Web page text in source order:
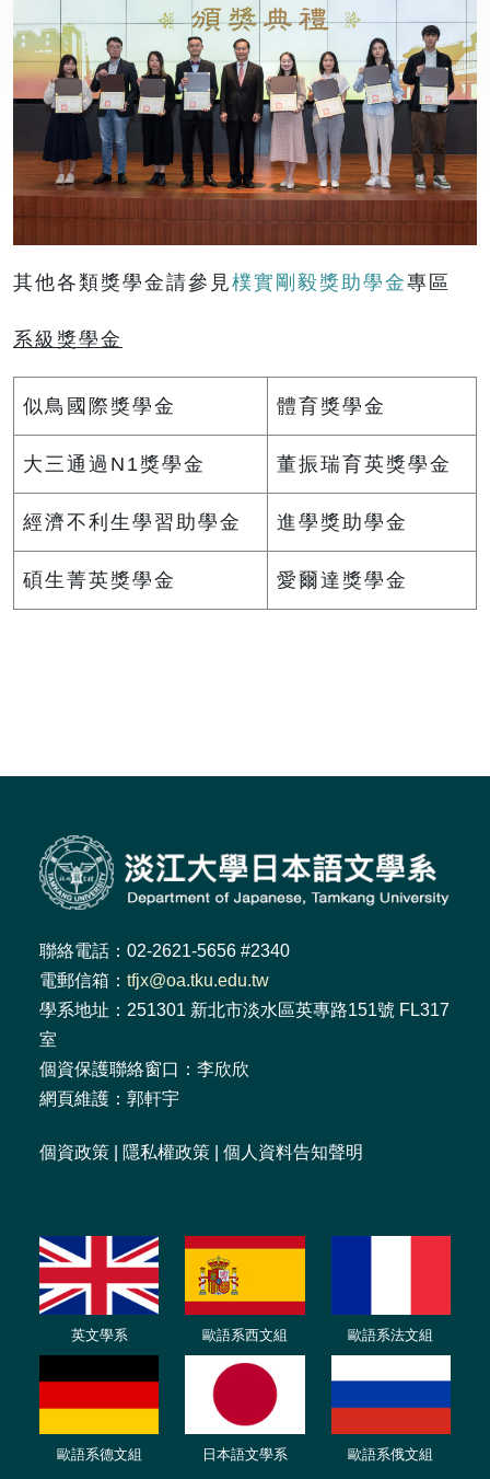
其他各類獎學金請參見樸實剛毅獎助學金專區
系級獎學金
似鳥國際獎學金 體育獎學金
大三通過N1獎學金 董振瑞育英獎學金
經濟不利生學習助學金 進學獎助學金
碩生菁英獎學金 愛爾達獎學金
聯絡電話：02-2621-5656 #2340
電郵信箱： tfjx@oa.tku.edu.tw
學系地址：251301 新北市淡水區英專路151號 FL317
室
個資保護聯絡窗口：李欣欣
網頁維護：郭軒宇
個資政策 隱私權政策 個人資料告知聲明
英文學系 歐語系西文組 歐語系法文組
歐語系德文組 日本語文學系 歐語系俄文組